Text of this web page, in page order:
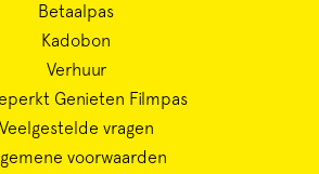
Betaalpas
Kadobon
Verhuur
Genieten Filmpas
Veelgestelde vragen
voorwaarden